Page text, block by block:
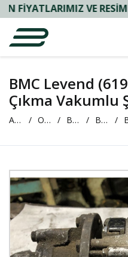
VE
BMC Levend
Çıkma Vakumlu
Anasayfa Oto Çıkma ve Yedek Parça BMC BMC Levend